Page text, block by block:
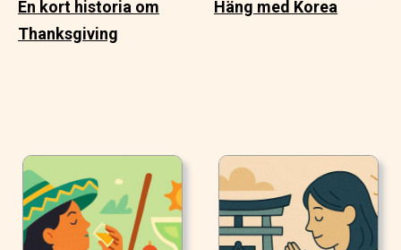
En kort historia om
Thanksgiving
Häng med Korea